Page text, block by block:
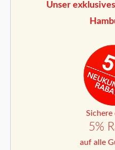
Unser
5%
auf alle